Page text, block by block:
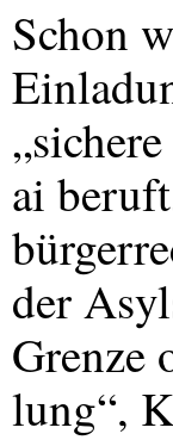
Schon
ai
der
Grenze
lung“,